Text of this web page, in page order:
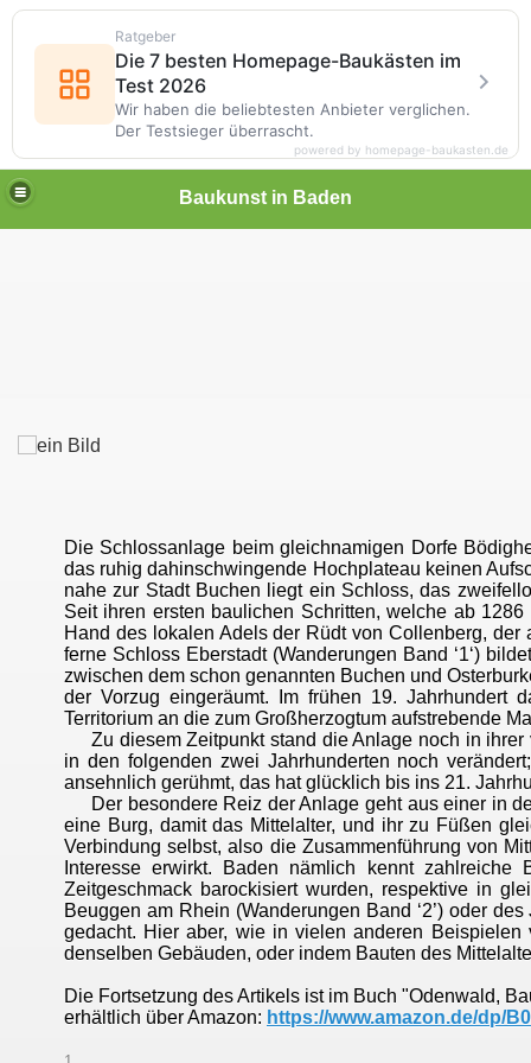
Baukunst in Baden
Die Schlossanlage beim gleichnamigen Dorfe
das ruhig dahinschwingende Hochplateau keinen
nahe zur Stadt Buchen liegt ein Schloss, das
Seit ihren ersten baulichen Schritten, welche ab
Hand des lokalen Adels der Rüdt von Collenberg,
ferne Schloss Eberstadt (Wanderungen Band ‘1‘)
zwischen dem schon genannten Buchen und
der Vorzug eingeräumt. Im frühen 19. Jahrhundert
Territorium an die zum Großherzogtum aufstrebende
Zu diesem Zeitpunkt stand die Anlage noch in ihrer
in den folgenden zwei Jahrhunderten noch
ansehnlich gerühmt, das hat glücklich bis ins 21.
Der besondere Reiz der Anlage geht aus einer in
eine Burg, damit das Mittelalter, und ihr zu Füßen
Verbindung selbst, also die Zusammenführung von
Interesse erwirkt. Baden nämlich kennt
Zeitgeschmack barockisiert wurden, respektive in
Beuggen am Rhein (Wanderungen Band ‘2’) oder
gedacht. Hier aber, wie in vielen anderen
denselben Gebäuden, oder indem Bauten des
Die Fortsetzung des Artikels ist im Buch "Odenwald,
erhältlich über Amazon: https://www.amazon.de/dp/
Ratgeber
Die 7 besten Homepage-Baukästen im
Test 2026
Wir haben die beliebtesten Anbieter verglichen.
Der Testsieger überrascht.
powered by homepage-baukasten.de